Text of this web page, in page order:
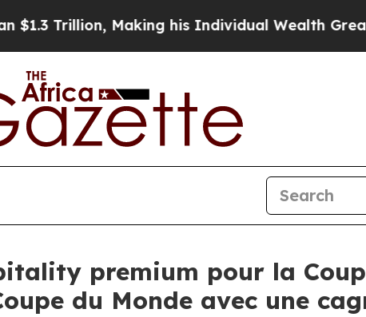
his Individual Wealth Greater Than
premium pour la
du Monde avec une